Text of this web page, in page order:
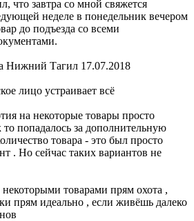
что завтра со мной свяжется
неделе в понедельник вечером
до подъезда со всеми
Нижний Тагил 17.07.2018
лицо устраивает всё
на некоторые товары просто
то попадалось за дополнительную
товара - это был просто
. Но сейчас таких вариантов не
товарами прям охота ,
прям идеально , если живёшь далеко